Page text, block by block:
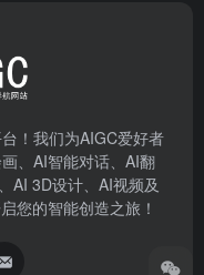
！我们为AIGC爱好者
、AI智能对话、AI翻
AI 3D设计、AI视频及
您的智能创造之旅！